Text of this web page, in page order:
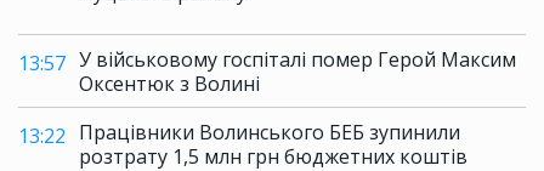
13:57 У військовому госпіталі помер Герой Максим
Оксентюк з Волині
13:22 Працівники Волинського БЕБ зупинили
розтрату 1,5 млн грн бюджетних коштів